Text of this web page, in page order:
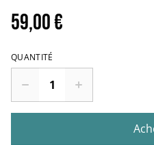
59,00 €
QUANTITÉ